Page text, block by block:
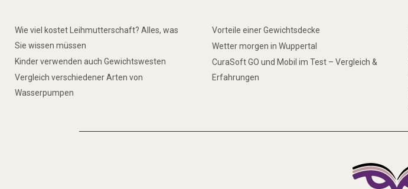
Wie viel kostet Leihmutterschaft? Alles, was
Sie wissen müssen
Kinder verwenden auch Gewichtswesten
Vergleich verschiedener Arten von
Wasserpumpen
Vorteile einer Gewichtsdecke
Wetter morgen in Wuppertal
CuraSoft GO und Mobil im Test – Vergleich &
Erfahrungen